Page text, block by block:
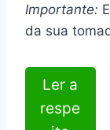
Importante:
da sua
Ler a
respe